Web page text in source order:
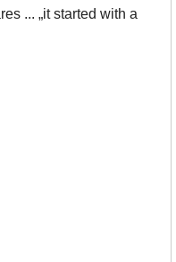
... „it started with a